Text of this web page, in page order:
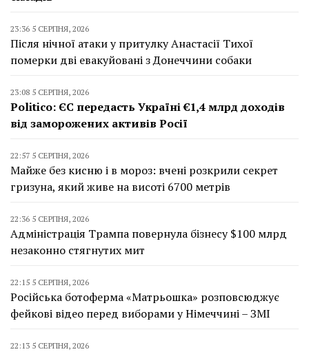
23:36 5 СЕРПНЯ, 2026
Після нічної атаки у притулку Анастасії Тихої
померки дві евакуйовані з Донеччини собаки
23:08 5 СЕРПНЯ, 2026
Politico: ЄС передасть Україні €1,4 млрд доходів
від заморожених активів Росії
22:57 5 СЕРПНЯ, 2026
Майже без кисню і в мороз: вчені розкрили секрет
гризуна, який живе на висоті 6700 метрів
22:36 5 СЕРПНЯ, 2026
Адміністрація Трампа повернула бізнесу $100 млрд
незаконно стягнутих мит
22:15 5 СЕРПНЯ, 2026
Російська ботоферма «Матрьошка» розповсюджує
фейкові відео перед виборами у Німеччині – ЗМІ
22:13 5 СЕРПНЯ, 2026